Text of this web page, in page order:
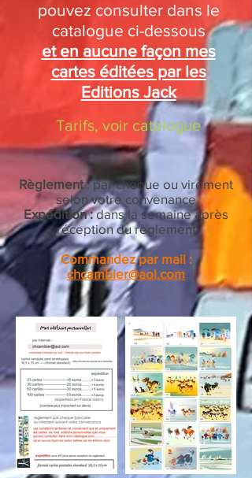
pouvez consulter dans le
catalogue ci-dessous
et en aucune façon mes
cartes éditées par les
Editions Jack
Tarifs, voir catalogue
Règlement: par chèque ou virement
selon votre convenance
Expédition :dans la semaine après
réception du règlement
Commandez par mail :
chcambier@aol.com